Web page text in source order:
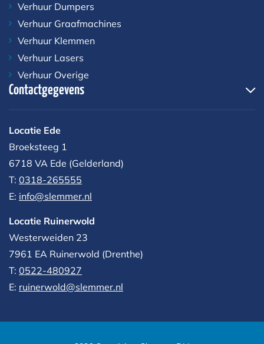
Verhuur Dumpers
Verhuur Graafmachines
Verhuur Klemmen
Verhuur Lasers
Verhuur Overige
Contactgegevens
Locatie Ede
Broeksteeg 1
6718 VA Ede (Gelderland)
T: 0318-265555
E: info@slemmer.nl
Locatie Ruinerwold
Westerweiden 23
7961 EA Ruinerwold (Drenthe)
T: 0522-480927‬
E: ruinerwold@slemmer.nl